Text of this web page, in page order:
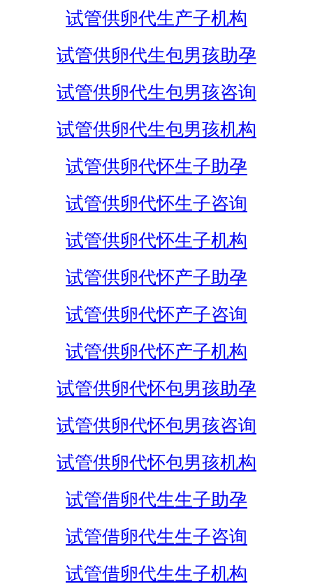
试管供卵代生产子机构
试管供卵代生包男孩助孕
试管供卵代生包男孩咨询
试管供卵代生包男孩机构
试管供卵代怀生子助孕
试管供卵代怀生子咨询
试管供卵代怀生子机构
试管供卵代怀产子助孕
试管供卵代怀产子咨询
试管供卵代怀产子机构
试管供卵代怀包男孩助孕
试管供卵代怀包男孩咨询
试管供卵代怀包男孩机构
试管借卵代生生子助孕
试管借卵代生生子咨询
试管借卵代生生子机构